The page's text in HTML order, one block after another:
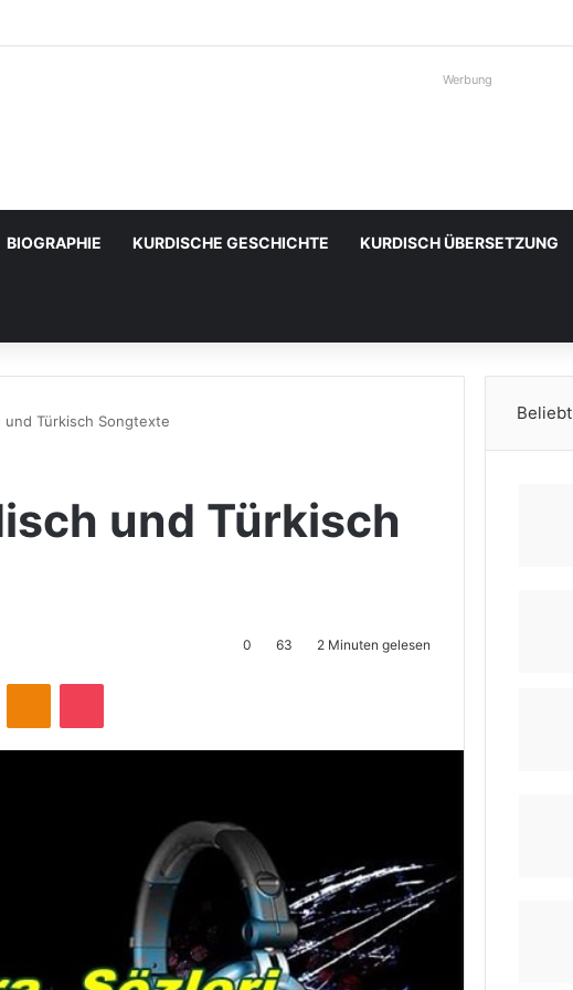
Werbung
BIOGRAPHIE KURDISCHE GESCHICHTE KURDISCH ÜBERSETZUNG
und Türkisch Songtexte
und Türkisch
0 63 2 Minuten gelesen
Beliebt